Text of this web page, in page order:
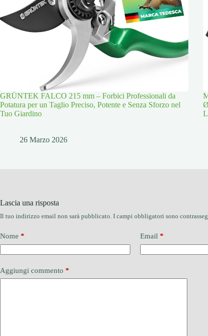
GRÜNTEK FALCO 215 mm – Forbici Professionali da
Potatura per un Taglio Preciso, Potente e Senza Sforzo nel
Tuo Giardino
26 Marzo 2026
Lascia una risposta
Il tuo indirizzo email non sarà pubblicato. I campi obbligatori sono
Nome * Email *
Aggiungi commento *